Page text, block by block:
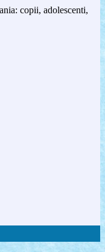
copii, adolescenti,